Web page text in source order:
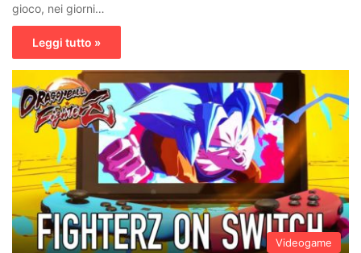
gioco, nei giorni…
Leggi tutto »
Videogame